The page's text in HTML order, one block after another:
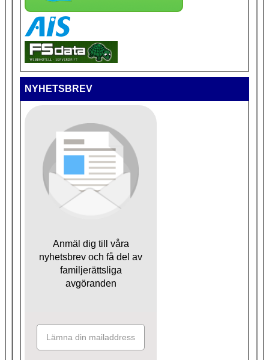
NYHETSBREV
Anmäl dig till våra
nyhetsbrev och få del av
familjerättsliga
avgöranden